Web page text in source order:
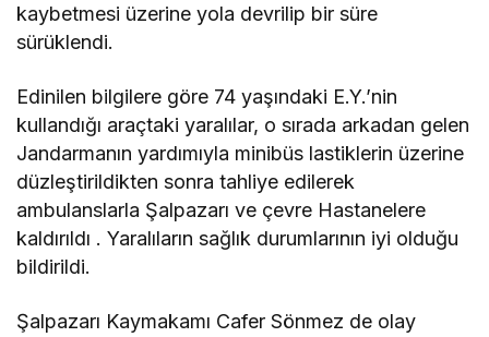
kaybetmesi üzerine yola devrilip bir süre
sürüklendi.
Edinilen bilgilere göre 74 yaşındaki E.Y.’nin
kullandığı araçtaki yaralılar, o sırada arkadan gelen
Jandarmanın yardımıyla minibüs lastiklerin üzerine
düzleştirildikten sonra tahliye edilerek
ambulanslarla Şalpazarı ve çevre Hastanelere
kaldırıldı . Yaralıların sağlık durumlarının iyi olduğu
bildirildi.
Şalpazarı Kaymakamı Cafer Sönmez de olay